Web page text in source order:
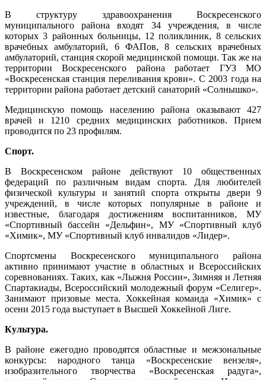
В структуру здравоохранения Воскресенского
муниципального района входят 34 учреждения, в числе
которых 3 районных больницы, 12 поликлиник, 8 сельских
врачебных амбулаторий, 6 ФАПов, 8 сельских врачебных
амбулаторий, станция скорой медицинской помощи. Так же на
территории Воскресенского района работает ГУЗ МО
«Воскресенская станция переливания крови». С 2003 года на
территории района работает детский санаторий «Солнышко».
Медицинскую помощь населению района оказывают 427
врачей и 1210 средних медицинских работников. Прием
проводится по 23 профилям.
Спорт.
В Воскресенском районе действуют 10 общественных
федераций по различным видам спорта. Для любителей
физической культуры и занятий спорта открыты двери 9
учреждений, в числе которых популярные в районе и
известные, благодаря достижениям воспитанников, МУ
«Спортивный бассейн «Дельфин», МУ «Спортивный клуб
«Химик», МУ «Спортивный клуб инвалидов «Лидер».
Спортсмены Воскресенского муниципального района
активно принимают участие в областных и Всероссийских
соревнованиях. Таких, как «Лыжня России», Зимняя и Летняя
Спартакиады, Всероссийский молодежный форум «Селигер».
Занимают призовые места. Хоккейная команда «Химик» с
осени 2015 года выступает в Высшей Хоккейной Лиге.
Культура.
В районе ежегодно проводятся областные и межзональные
конкурсы: народного танца «Воскресенские вензеля»,
изобразительного творчества «Воскресенская радуга»,